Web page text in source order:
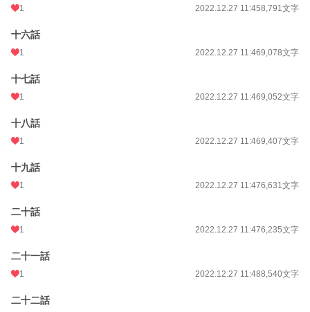
1 2022.12.27 11:458,791文字
十六話
1 2022.12.27 11:469,078文字
十七話
1 2022.12.27 11:469,052文字
十八話
1 2022.12.27 11:469,407文字
十九話
1 2022.12.27 11:476,631文字
二十話
1 2022.12.27 11:476,235文字
二十一話
1 2022.12.27 11:488,540文字
二十二話